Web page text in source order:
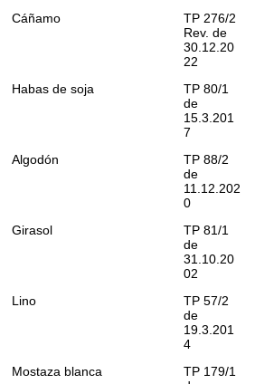
Cáñamo
TP 276/2
Rev. de
30.12.20
22
Habas de soja
TP 80/1
de
15.3.201
7
Algodón
TP 88/2
de
11.12.202
0
Girasol
TP 81/1
de
31.10.20
02
Lino
TP 57/2
de
19.3.201
4
Mostaza blanca
TP 179/1